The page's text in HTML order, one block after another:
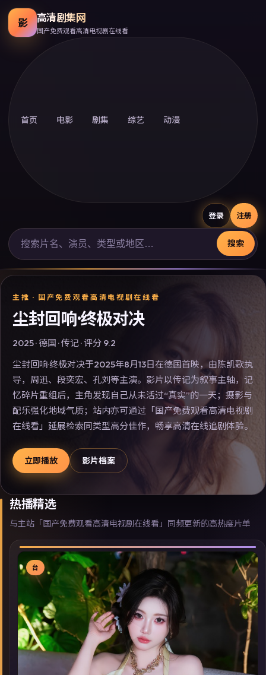
影 高清剧集网
国产免费观看高清电视剧在线看
首页 电影 剧集 综艺 动漫
登录 注册
搜索
主推 · 国产免费观看高清电视剧在线看
尘封回响·终极对决
2025· 德国 ·传记· 评分 9.2
尘封回响·终极对决于2025年8月13日在德国首映，由陈凯歌执
导，周迅、段奕宏、孔刘等主演。影片以传记为叙事主轴，记
忆碎片重组后，主角发现自己从未活过“真实”的一天；摄影与
配乐强化地域气质；站内亦可通过「国产免费观看高清电视剧
在线看」延展检索同类型高分佳作，畅享高清在线追剧体验。
立即播放 影片档案
热播精选
与主站「国产免费观看高清电视剧在线看」同频更新的高热度片单
▶
台